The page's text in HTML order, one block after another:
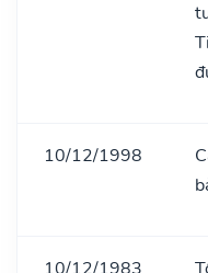
10/12/1998